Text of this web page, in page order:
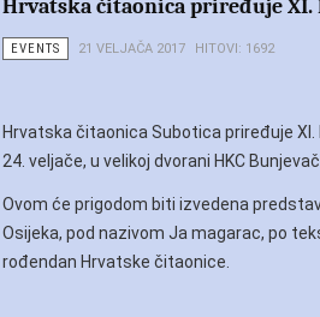
Hrvatska čitaonica priređuje XI.
EVENTS 21 VELJAČA 2017 HITOVI: 1692
Hrvatska čitaonica Subotica priređuje
24. veljače, u velikoj dvorani HKC
Ovom će prigodom biti izvedena
Osijeka, pod nazivom Ja magarac, po
rođendan Hrvatske čitaonice.